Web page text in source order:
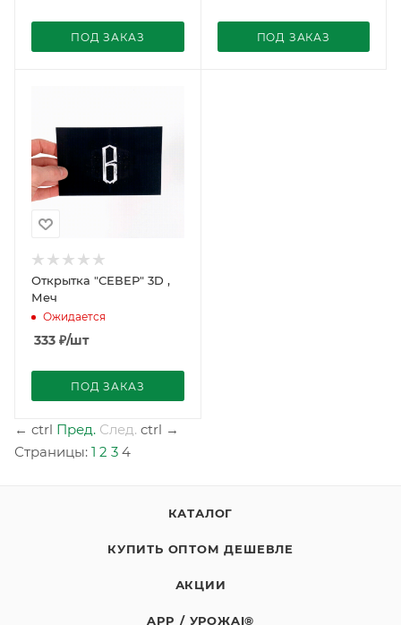
ПОД ЗАКАЗ ПОД ЗАКАЗ
Открытка "СЕВЕР" 3D ,
Меч
Ожидается
333 ₽/шт
ПОД ЗАКАЗ
← ctrl Пред. След. ctrl →
Страницы: 1 2 3 4
КАТАЛОГ
КУПИТЬ ОПТОМ ДЕШЕВЛЕ
АКЦИИ
APP / УРОЖAI®